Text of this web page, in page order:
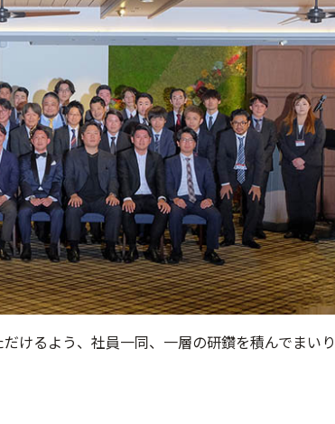
けるよう、社員一同、一層の研鑽を積んでまいり